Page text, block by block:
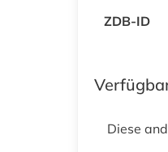
ZDB-ID
Diese